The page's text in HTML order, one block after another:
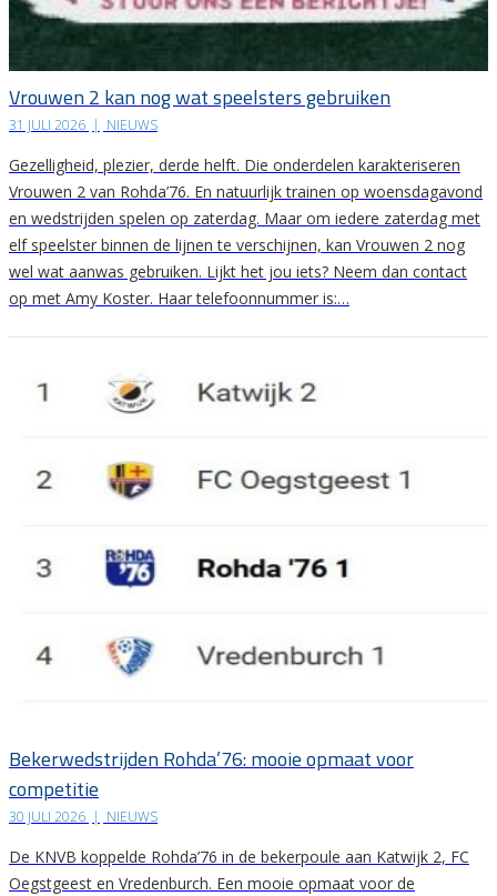
Vrouwen 2 kan nog wat speelsters gebruiken
31 JULI 2026 | NIEUWS
Gezelligheid, plezier, derde helft. Die onderdelen karakteriseren
Vrouwen 2 van Rohda’76. En natuurlijk trainen op woensdagavond
en wedstrijden spelen op zaterdag. Maar om iedere zaterdag met
elf speelster binnen de lijnen te verschijnen, kan Vrouwen 2 nog
wel wat aanwas gebruiken. Lijkt het jou iets? Neem dan contact
op met Amy Koster. Haar telefoonnummer is:…
Bekerwedstrijden Rohda’76: mooie opmaat voor
competitie
30 JULI 2026 | NIEUWS
De KNVB koppelde Rohda’76 in de bekerpoule aan Katwijk 2, FC
Oegstgeest en Vredenburch. Een mooie opmaat voor de